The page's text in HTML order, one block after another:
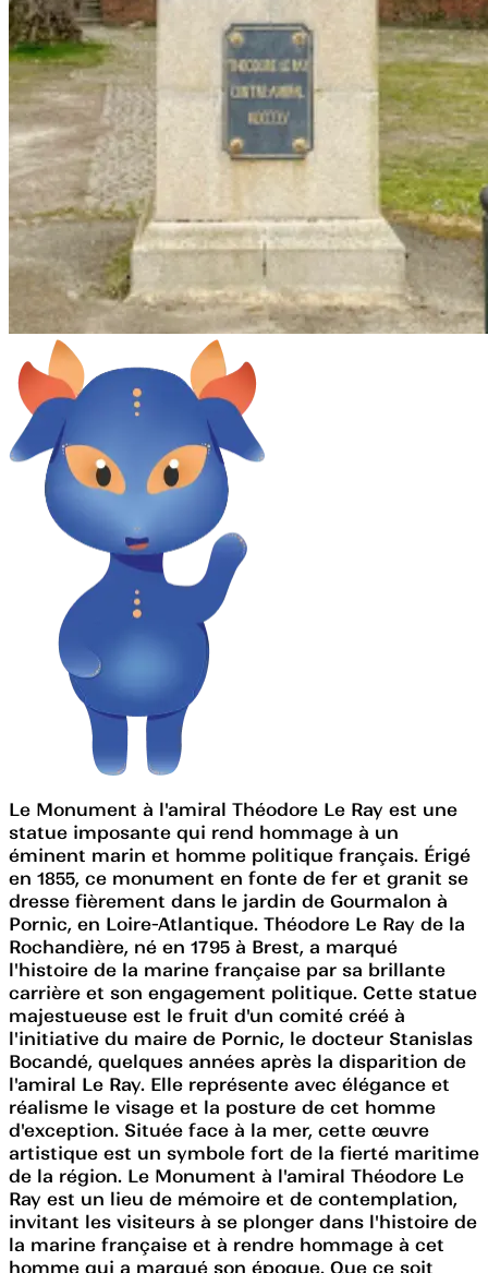
Le Monument à l'amiral Théodore Le Ray est une
statue imposante qui rend hommage à un
éminent marin et homme politique français. Érigé
en 1855, ce monument en fonte de fer et granit se
dresse fièrement dans le jardin de Gourmalon à
Pornic, en Loire-Atlantique. Théodore Le Ray de la
Rochandière, né en 1795 à Brest, a marqué
l'histoire de la marine française par sa brillante
carrière et son engagement politique. Cette statue
majestueuse est le fruit d'un comité créé à
l'initiative du maire de Pornic, le docteur Stanislas
Bocandé, quelques années après la disparition de
l'amiral Le Ray. Elle représente avec élégance et
réalisme le visage et la posture de cet homme
d'exception. Située face à la mer, cette œuvre
artistique est un symbole fort de la fierté maritime
de la région. Le Monument à l'amiral Théodore Le
Ray est un lieu de mémoire et de contemplation,
invitant les visiteurs à se plonger dans l'histoire de
la marine française et à rendre hommage à cet
homme qui a marqué son époque. Que ce soit